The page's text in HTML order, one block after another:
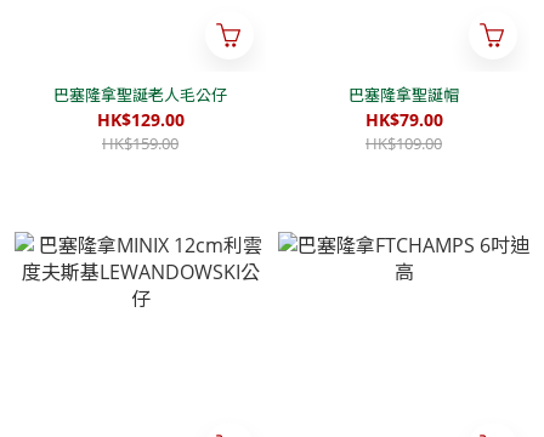
巴塞隆拿聖誕老人毛公仔
HK$129.00
HK$159.00
巴塞隆拿聖誕帽
HK$79.00
HK$109.00